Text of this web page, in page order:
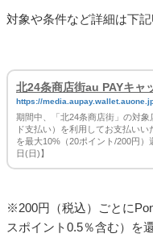
対象や条件など詳細は下記
北24条商店街au PAYキャ
https://
期間中、「北24条商店街」の対象
ド支払い）を利用してお支払い
を最大10%（20ポイント/200円
日(日)】
※200円（税込）ごとに
スポイント0.5％含む）を